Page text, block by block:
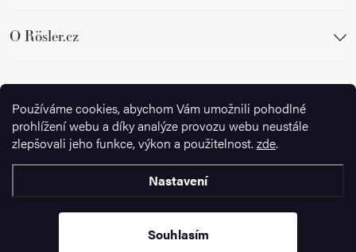
Používáme cookies, abychom Vám umožnili pohodlné
prohlížení webu a díky analýze provozu webu neustále
zlepšovali jeho funkce, výkon a použitelnost. zde.
Nastavení
Souhlasím
O Rösler.cz
Sledujte nás
nastavení cookies